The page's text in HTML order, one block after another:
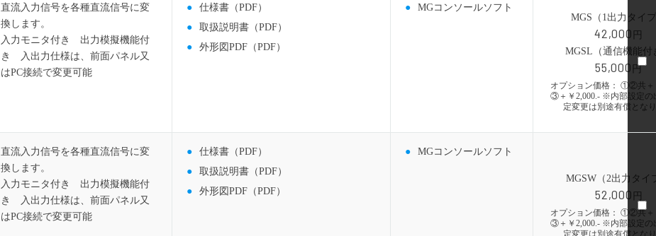
直流入力信号を各種直流信号に変
換します。
入力モニタ付き 出力模擬機能付
き 入出力仕様は、前面パネル又
はPC接続で変更可能
仕様書（PDF）
取扱説明書（PDF）
外形図PDF（PDF）
MGコンソールソフト
MGS（1出力タイ
42,000 円
MGSL（通信機能付
55,000 円
オプション価格： ①②共＋
③＋￥2,000.- ※内部設定の
定変更は別途有償とな
直流入力信号を各種直流信号に変
換します。
入力モニタ付き 出力模擬機能付
き 入出力仕様は、前面パネル又
はPC接続で変更可能
仕様書（PDF）
取扱説明書（PDF）
外形図PDF（PDF）
MGコンソールソフト
MGSW（2出力タイ
52,000 円
オプション価格： ①②共＋
③＋￥2,000.- ※内部設定の
定変更は別途有償とな